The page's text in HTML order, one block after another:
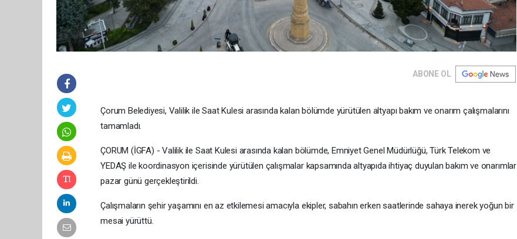
ABONE OL
Çorum Belediyesi, Valilik ile Saat Kulesi arasında kalan bölümde yürütülen altyapı bakım ve onarım çalışmalarını
tamamladı.
ÇORUM (İGFA) - Valilik ile Saat Kulesi arasında kalan bölümde, Emniyet Genel Müdürlüğü, Türk Telekom ve
YEDAŞ ile koordinasyon içerisinde yürütülen çalışmalar kapsamında altyapıda ihtiyaç duyulan bakım ve onarımlar
pazar günü gerçekleştirildi.
Çalışmaların şehir yaşamını en az etkilemesi amacıyla ekipler, sabahın erken saatlerinde sahaya inerek yoğun bir
mesai yürüttü.